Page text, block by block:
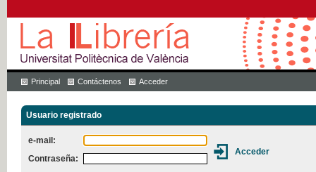
Principal Contáctenos Acceder
Usuario registrado
e-mail:
Contraseña: